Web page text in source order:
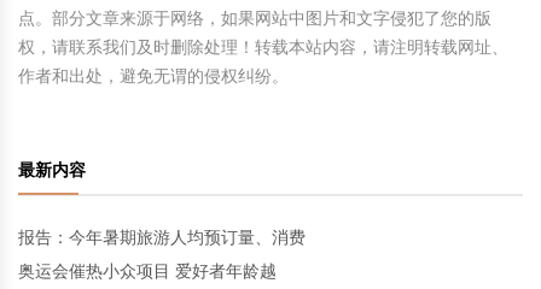
点。部分文章来源于网络，如果网站中图片和文字侵犯了您的版
权，请联系我们及时删除处理！转载本站内容，请注明转载网址、
作者和出处，避免无谓的侵权纠纷。
最新内容
报告：今年暑期旅游人均预订量、消费
奥运会催热小众项目 爱好者年龄越